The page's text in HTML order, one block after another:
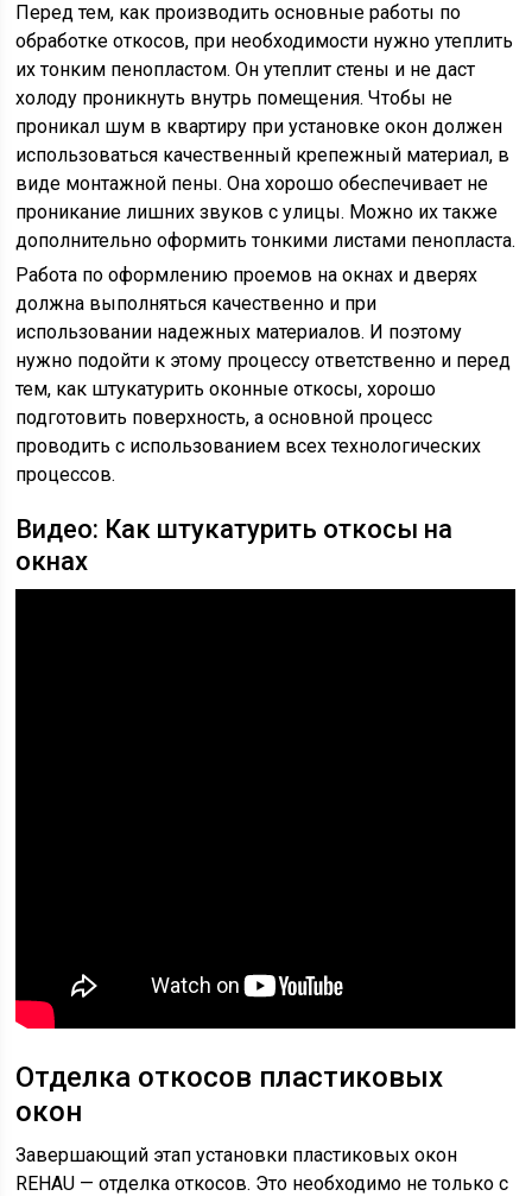
Перед тем, как производить основные работы по
обработке откосов, при необходимости нужно утеплить
их тонким пенопластом. Он утеплит стены и не даст
холоду проникнуть внутрь помещения. Чтобы не
проникал шум в квартиру при установке окон должен
использоваться качественный крепежный материал, в
виде монтажной пены. Она хорошо обеспечивает не
проникание лишних звуков с улицы. Можно их также
дополнительно оформить тонкими листами пенопласта.
Работа по оформлению проемов на окнах и дверях
должна выполняться качественно и при
использовании надежных материалов. И поэтому
нужно подойти к этому процессу ответственно и перед
тем, как штукатурить оконные откосы, хорошо
подготовить поверхность, а основной процесс
проводить с использованием всех технологических
процессов.
Видео: Как штукатурить откосы на
окнах
Отделка откосов пластиковых
окон
Завершающий этап установки пластиковых окон
REHAU — отделка откосов. Это необходимо не только с